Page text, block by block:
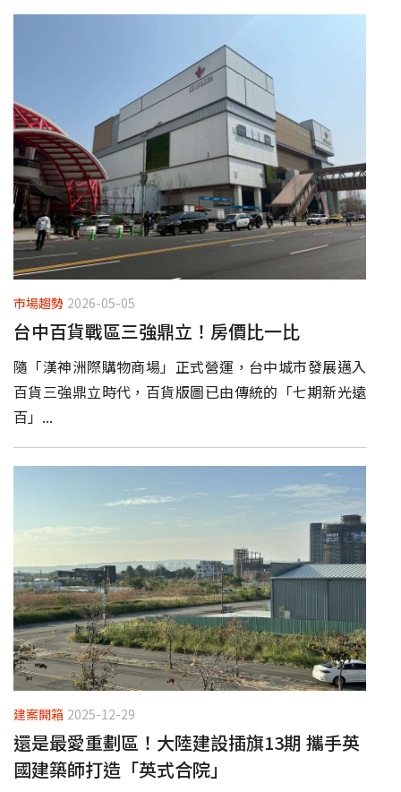
市場趨勢 2026-05-05
台中百貨戰區三強鼎立！房價比一比
隨「漢神洲際購物商場」正式營運，台中城市發展邁入
百貨三強鼎立時代，百貨版圖已由傳統的「七期新光遠
百」...
建案開箱 2025-12-29
還是最愛重劃區！大陸建設插旗13期 攜手英
國建築師打造「英式合院」